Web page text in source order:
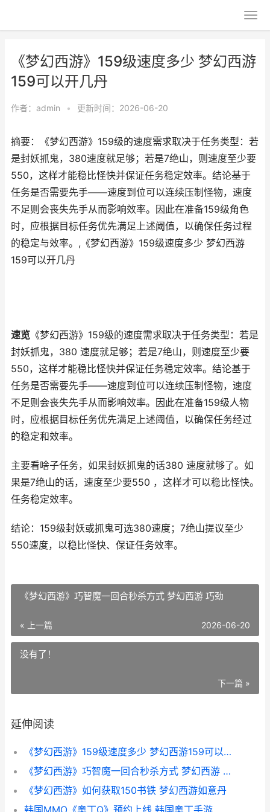
《梦幻西游》159级速度多少 梦幻西游
159可以开几丹
作者： admin • 更新时间：2026-06-20
摘要：《梦幻西游》159级的速度需求取决于任务类型：若
是封妖抓鬼，380速度就足够；若是7绝山，则速度至少要
550，这样才能稳比怪快并保证任务稳定效率。结论基于
任务是否需要先手——速度到位可以连续压制怪物，速度
不足则会丧失先手从而影响效率。因此在准备159级角色
时，应根据目标任务优先满足上述阈值，以确保任务过程
的稳定与效率。,《梦幻西游》159级速度多少 梦幻西游
159可以开几丹
速览 《梦幻西游》159级的速度需求取决于任务类型：若是
封妖抓鬼，380 速度就足够；若是7绝山，则速度至少要
550，这样才能稳比怪快并保证任务稳定效率。结论基于
任务是否需要先手——速度到位可以连续压制怪物，速度
不足则会丧失先手从而影响效率。因此在准备159级人物
时，应根据目标任务优先满足上述阈值，以确保任务经过
的稳定和效率。
主要看啥子任务，如果封妖抓鬼的话380 速度就够了。如
果是7绝山的话，速度至少要550 ，这样才可以稳比怪快。
任务稳定效率。
结论：159级封妖或抓鬼可选380速度；7绝山提议至少
550速度，以稳比怪快、保证任务效率。
《梦幻西游》巧智魔一回合秒杀方式 梦幻西游 巧劲
« 上一篇 2026-06-20
没有了！
下一篇 »
延伸阅读
《梦幻西游》159级速度多少 梦幻西游159可以开几丹
《梦幻西游》巧智魔一回合秒杀方式 梦幻西游 巧劲
《梦幻西游》如何获取150书铁 梦幻西游如意丹
韩国MMO《奥丁Q》预约上线 韩国奥丁手游